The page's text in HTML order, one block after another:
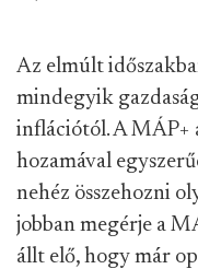
Az elmúlt
mindegyik
inflációtól. A MÁP+
hozamával
nehéz összehozni
jobban megérje a
állt elő, hogy már